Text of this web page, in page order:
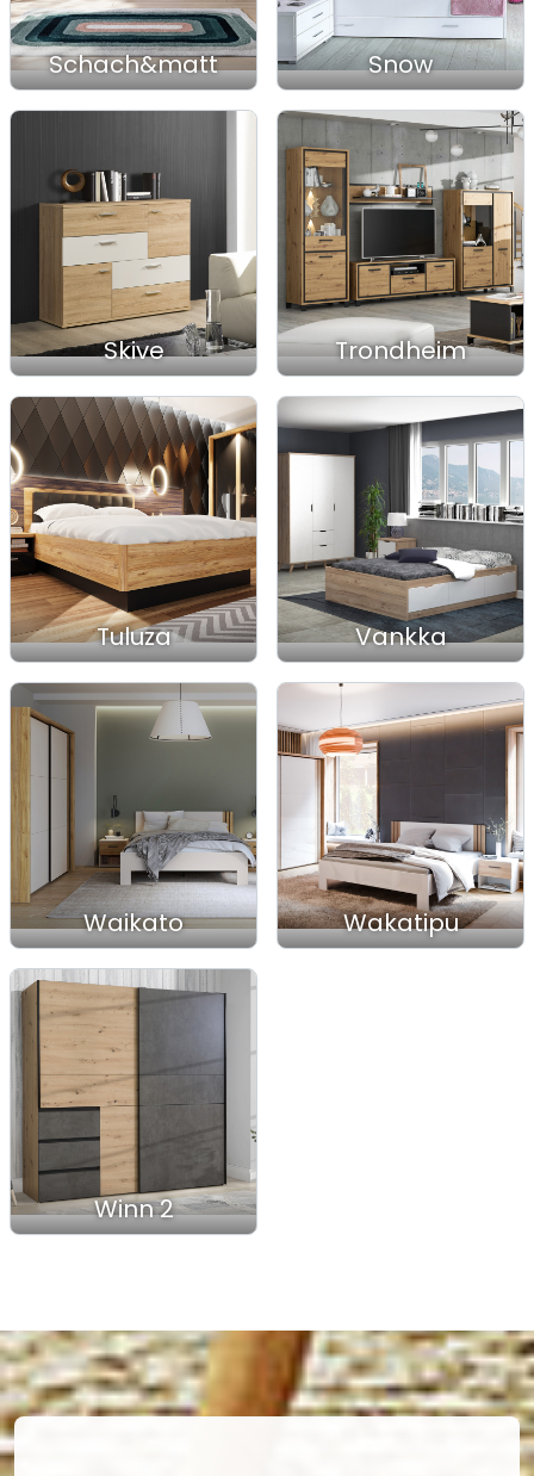
Schach&matt Snow
Skive Trondheim
Tuluza Vankka
Waikato Wakatipu
Winn 2